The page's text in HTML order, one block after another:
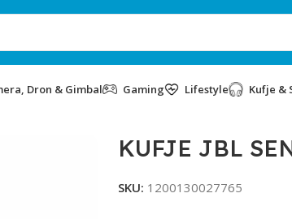
Dron & Gimbal Gaming Lifestyle Kufje &
KUFJE JBL
SKU: 1200130027765